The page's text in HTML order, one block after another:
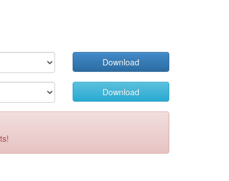
Download
Download